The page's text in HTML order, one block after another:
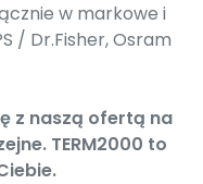
w markowe i
/ Dr.Fisher, Osram
z naszą ofertą na
TERM2000 to